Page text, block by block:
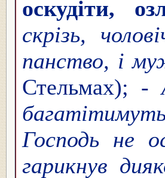
оскуді́ти,
скрізь,
панство, і
Стельмах); -
Господь не
гарикнув